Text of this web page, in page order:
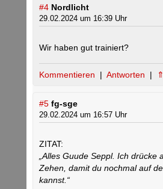
#4 Nordlicht
29.02.2024 um 16:39 Uhr
Wir haben gut trainiert?
Kommentieren | Antworten |
#5 fg-sge
29.02.2024 um 16:57 Uhr
ZITAT:
„Alles Guude Seppl. Ich drücke
Zehen, damit du nochmal auf
kannst.“